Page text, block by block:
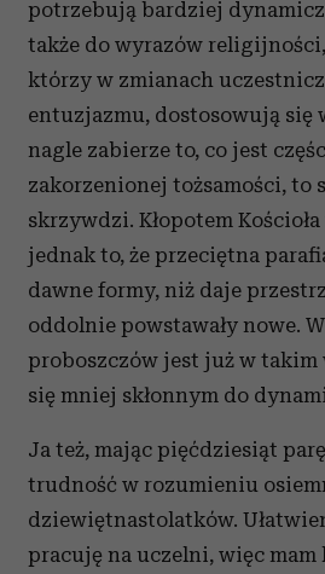
potrzebują bardziej
także do wyrazów
którzy w zmianach
entuzjazmu, dostosowują się
nagle zabierze to, co jest
zakorzenionej tożsamości, to
skrzywdzi. Kłopotem
jednak to, że przeciętna
dawne formy, niż daje
oddolnie powstawały nowe.
proboszczów jest już w
się mniej skłonnym do
Ja też, mając pięćdziesiąt
trudność w rozumieniu
dziewiętnastolatków.
pracuję na uczelni, więc mam